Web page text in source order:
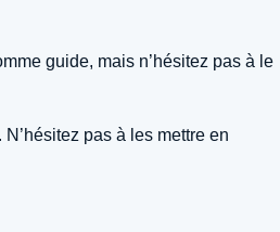
guide, mais n’hésitez pas à le
pas à les mettre en